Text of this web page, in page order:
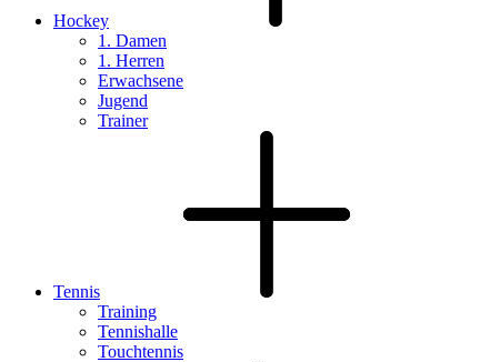
Hockey
1. Damen
1. Herren
Erwachsene
Jugend
Trainer
Tennis
Training
Tennishalle
Touchtennis